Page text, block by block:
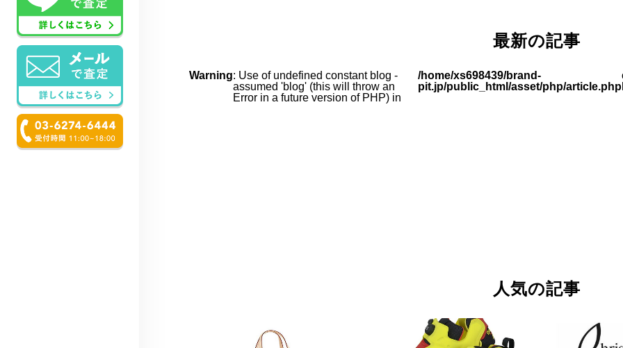
最新の記事
Warning: Use of undefined constant blog -
assumed 'blog' (this will throw an
Error in a future version of PHP) in
/home/xs698439/brand-
pit.jp/public_html/asset/php/article.php
人気の記事